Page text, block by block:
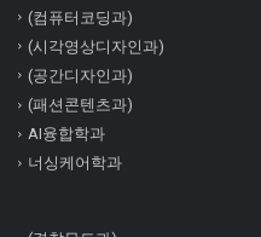
(컴퓨터코딩과)
(시각영상디자인과)
(공간디자인과)
(패션콘텐츠과)
AI융합학과
너싱케어학과